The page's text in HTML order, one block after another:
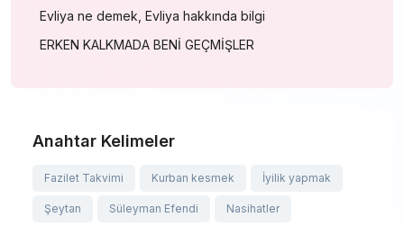
Evliya ne demek, Evliya hakkında bilgi
ERKEN KALKMADA BENİ GEÇMİŞLER
Anahtar Kelimeler
Fazilet Takvimi Kurban kesmek İyilik yapmak
Şeytan Süleyman Efendi Nasihatler